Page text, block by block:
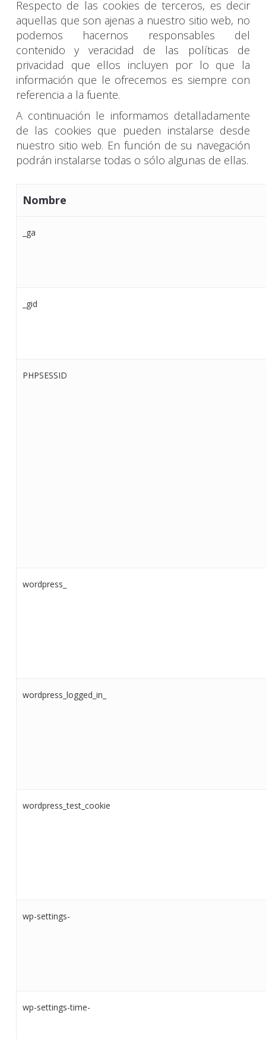
Respecto de las cookies de terceros, es decir
aquellas que son ajenas a nuestro sitio web, no
podemos hacernos responsables del
contenido y veracidad de las políticas de
privacidad que ellos incluyen por lo que la
información que le ofrecemos es siempre con
referencia a la fuente.
A continuación le informamos detalladamente
de las cookies que pueden instalarse desde
nuestro sitio web. En función de su navegación
podrán instalarse todas o sólo algunas de ellas.
Nombre
_ga
_gid
PHPSESSID
wordpress_
wordpress_logged_in_
wordpress_test_cookie
wp-settings-
wp-settings-time-